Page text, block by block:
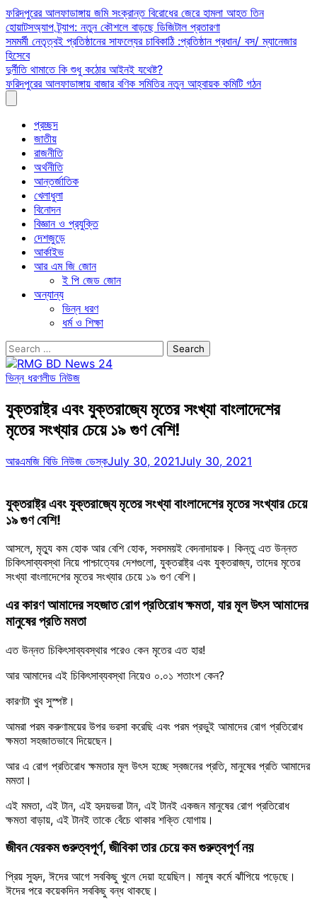
Skip
to
content
ফরিদপুরের আলফাডাঙ্গায় জমি সংক্রান্ত বিরোধের জেরে হামলা আহত তিন
হোয়াটসঅ্যাপ ট্র্যাপ: নতুন কৌশলে বাড়ছে ডিজিটাল প্রতারণা
সমমর্মী নেতৃত্বই প্রতিষ্ঠানের সাফল্যের চাবিকাঠি :প্রতিষ্ঠান প্রধান/ বস/ ম্যানেজার
হিসেবে
দুর্নীতি থামাতে কি শুধু কঠোর আইনই যথেষ্ট?
ফরিদপুরের আলফাডাঙ্গায় বাজার বণিক সমিতির নতুন আহ্বায়ক কমিটি গঠন
প্রচ্ছদ
জাতীয়
রাজনীতি
অর্থনীতি
আন্তর্জাতিক
খেলাধুলা
বিনোদন
বিজ্ঞান ও প্রযুক্তি
দেশজুড়ে
আর্কাইভ
আর এম জি জোন
ই পি জেড জোন
অন্যান্য
ভিন্ন ধরণ
ধর্ম ও শিক্ষা
Search
for:
ভিন্ন ধরণলীড নিউজ
যুক্তরাষ্ট্র এবং যুক্তরাজ্যে মৃতের সংখ্যা বাংলাদেশের
মৃতের সংখ্যার চেয়ে ১৯ গুণ বেশি!
আরএমজি বিডি নিউজ ডেস্কJuly 30, 2021July 30, 2021
যুক্তরাষ্ট্র এবং যুক্তরাজ্যে মৃতের সংখ্যা বাংলাদেশের মৃতের সংখ্যার চেয়ে
১৯ গুণ বেশি!
আসলে, মৃত্যু কম হোক আর বেশি হোক, সবসময়ই বেদনাদায়ক। কিন্তু এত উন্নত
চিকিৎসাব্যবস্থা নিয়ে পাশ্চাত্যের দেশগুলো, যুক্তরাষ্ট্র এবং যুক্তরাজ্য, তাদের মৃতের
সংখ্যা বাংলাদেশের মৃতের সংখ্যার চেয়ে ১৯ গুণ বেশি।
এর কারণ আমাদের সহজাত রোগ প্রতিরোধ ক্ষমতা, যার মূল উৎস আমাদের
মানুষের প্রতি মমতা
এত উন্নত চিকিৎসাব্যবস্থার পরেও কেন মৃতের এত হার!
আর আমাদের এই চিকিৎসাব্যবস্থা নিয়েও ০.০১ শতাংশ কেন?
কারণটা খুব সুস্পষ্ট।
আমরা পরম করুণাময়ের উপর ভরসা করেছি এবং পরম প্রভুই আমাদের রোগ প্রতিরোধ
ক্ষমতা সহজাতভাবে দিয়েছেন।
আর এ রোগ প্রতিরোধ ক্ষমতার মূল উৎস হচ্ছে স্বজনের প্রতি, মানুষের প্রতি আমাদের
মমতা।
এই মমতা, এই টান, এই হৃদয়ভরা টান, এই টানই একজন মানুষের রোগ প্রতিরোধ
ক্ষমতা বাড়ায়, এই টানই তাকে বেঁচে থাকার শক্তি যোগায়।
জীবন যেরকম গুরুত্বপূর্ণ, জীবিকা তার চেয়ে কম গুরুত্বপূর্ণ নয়
প্রিয় সুহৃদ, ঈদের আগে সবকিছু খুলে দেয়া হয়েছিল। মানুষ কর্মে ঝাঁপিয়ে পড়েছে।
ঈদের পরে কয়েকদিন সবকিছু বন্ধ থাকছে।